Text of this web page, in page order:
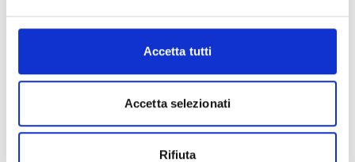
Accetta tutti
Accetta selezionati
Rifiuta